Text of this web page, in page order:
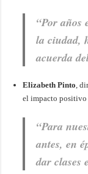
“Por años
la ciudad,
acuerda
Elizabeth Pinto,
el impacto positivo
“Para
antes, en
dar clases